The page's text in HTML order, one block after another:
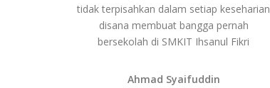
tidak terpisahkan dalam setiap keseharian
disana membuat bangga pernah
bersekolah di SMKIT Ihsanul Fikri
Ahmad Syaifuddin